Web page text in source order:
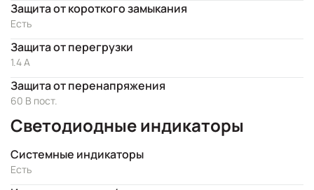
Защита от короткого замыкания
Есть
Защита от перегрузки
1.4 A
Защита от перенапряжения
60 В пост.
Светодиодные индикаторы
Системные индикаторы
Есть